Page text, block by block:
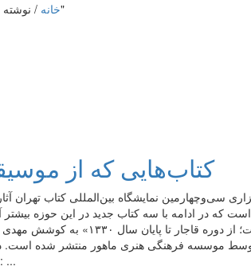
خانه / نوشته دارای تگ : "کتاب موسیقی"
کتاب‌هایی که از
سی‌وچهارمین نمایشگاه بین‌المللی کتاب تهران
که در ادامه با سه کتاب جدید در این حوزه بیشتر
کنسرت در مطبوعات؛ از دوره‌ قاجار تا
موسسه فرهنگی هنری ماهور منتشر شده است.
نورمحمدی می‌خوانیم: ...